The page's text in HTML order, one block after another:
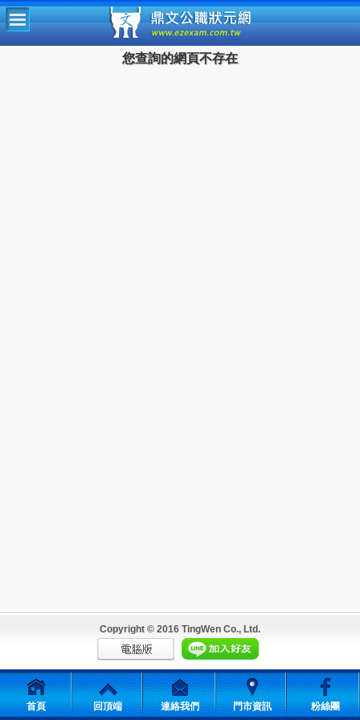
鼎文公
您查詢的網頁不存在
Copyright © 2016 TingWen Co., Ltd.
首頁 回頂端 連絡我們 門市資訊 粉絲團